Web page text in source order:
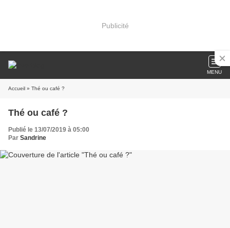
Publicité
MENU
Accueil » Thé ou café ?
Thé ou café ?
Publié le 13/07/2019 à 05:00
Par Sandrine